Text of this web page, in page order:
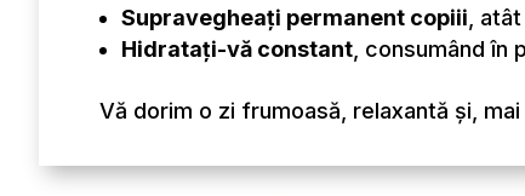
Supravegheați permanent copiii ,
Hidratați-vă constant , consumând
Vă dorim o zi frumoasă, relaxantă și,